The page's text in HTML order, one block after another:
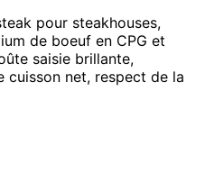
pour steakhouses,
de boeuf en CPG et
saisie brillante,
cuisson net, respect de la